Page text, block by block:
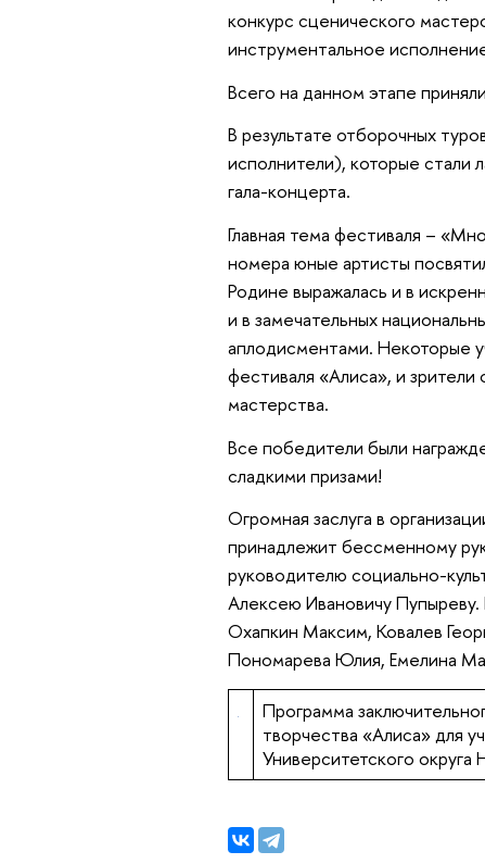
конкурс сценического
инструментальное
Всего на данном этапе
В результате отборочных
исполнители), которые стали
гала-концерта.
Главная тема фестиваля –
номера юные артисты
Родине выражалась и в
и в замечательных
аплодисментами. Некоторые
фестиваля «Алиса», и зрители
мастерства.
Все победители были
сладкими призами!
Огромная заслуга в
принадлежит бессменному
руководителю социально-
Алексею Ивановичу
Охапкин Максим, Ковалев
Пономарева Юлия, Емелина
Программа
творчества «Алиса» для
Университетского